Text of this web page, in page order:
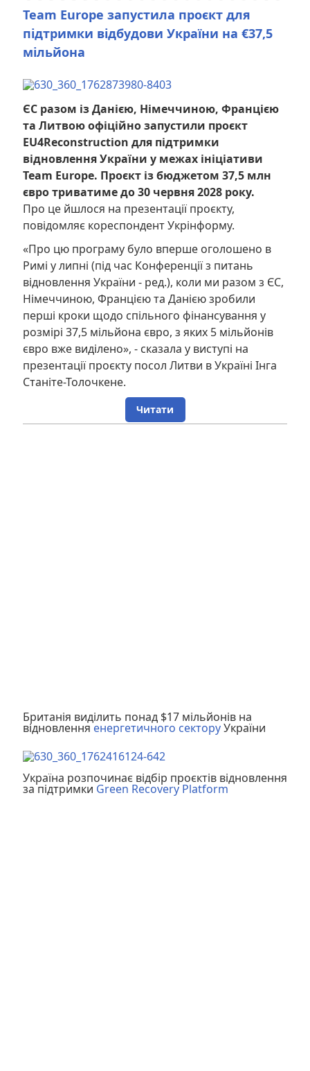
Team Europe запустила проєкт для
підтримки відбудови України на €37,5
мільйона
ЄС разом із Данією, Німеччиною, Францією
та Литвою офіційно запустили проєкт
EU4Reconstruction для підтримки
відновлення України у межах ініціативи
Team Europe. Проєкт із бюджетом 37,5 млн
євро триватиме до 30 червня 2028 року.
Про це йшлося на презентації проєкту,
повідомляє кореспондент Укрінформу.
«Про цю програму було вперше оголошено в
Римі у липні (під час Конференції з питань
відновлення України - ред.), коли ми разом з ЄС,
Німеччиною, Францією та Данією зробили
перші кроки щодо спільного фінансування у
розмірі 37,5 мільйона євро, з яких 5 мільйонів
євро вже виділено», - сказала у виступі на
презентації проєкту посол Литви в Україні Інга
Станіте-Толочкене.
Читати
Британія виділить понад $17 мільйонів на
відновленняенергетичного секторуУкраїни
Україна розпочинає відбір проєктів відновлення
за підтримки Green Recovery Platform